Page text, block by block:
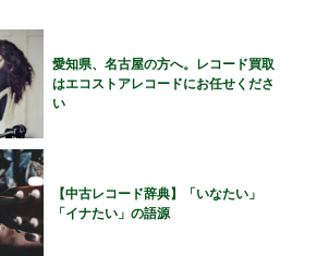
愛知県、名古屋の方へ。レコード買取
はエコストアレコードにお任せくださ
い
【中古レコード辞典】「いなたい」
「イナたい」の語源